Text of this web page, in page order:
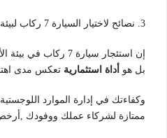
3. نصائح لاختيار السيارة 7 ركاب لبيئة الأعمال
إن استئجار سيارة 7
بل هو أداة استثمارية تعكس مدى
وكفاءتك في إدارة الموارد
ممتازة لشركاء عملك ووفودك